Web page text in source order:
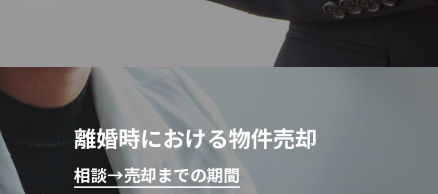
離婚時における物件売却
相談→売却までの期間